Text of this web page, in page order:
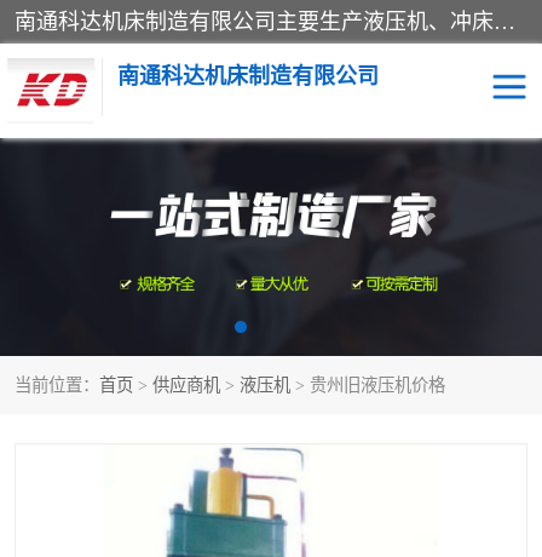
南通科达机床制造有限公司主要生产液压机、冲床、压力机等产品；本公司采用现代化企业的管理方法进行管理，立足于产品的质量管理，以优秀的品质、新颖的设计、合理的价格、完善的服务赢得广大客户的充分信赖和良好的口碑。领导层将运用科学管理方法及长期积累下来的经验和广泛领域吸取来新的技术不断调整产品结构，为市场提供精良的各类机械设备。企业将坚持与国内外各界朋友，真诚合作，共创辉煌。
南通科达机床制造有限公司
当前位置： 首页 > 供应商机 > 液压机 > 贵州旧液压机价格
四柱液压机 液压机
卷板机